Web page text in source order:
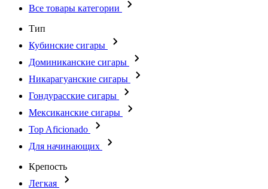
Все товары категории
Тип
Кубинские сигары
Доминиканские сигары
Никарагуанские сигары
Гондурасские сигары
Мексиканские сигары
Top Aficionado
Для начинающих
Крепость
Легкая